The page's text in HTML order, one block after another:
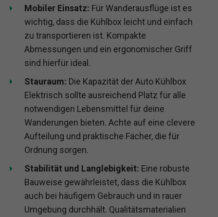
Mobiler Einsatz: Für Wanderausflüge ist es
wichtig, dass die Kühlbox leicht und einfach
zu transportieren ist. Kompakte
Abmessungen und ein ergonomischer Griff
sind hierfür ideal.
Stauraum: Die Kapazität der Auto Kühlbox
Elektrisch sollte ausreichend Platz für alle
notwendigen Lebensmittel für deine
Wanderungen bieten. Achte auf eine clevere
Aufteilung und praktische Fächer, die für
Ordnung sorgen.
Stabilität und Langlebigkeit: Eine robuste
Bauweise gewährleistet, dass die Kühlbox
auch bei häufigem Gebrauch und in rauer
Umgebung durchhält. Qualitätsmaterialien